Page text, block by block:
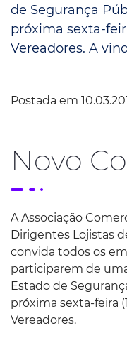
de Segurança
próxima sexta-
Vereadores. A
Postada em
Novo
A Associação
Dirigentes Lojistas
convida todos os
participarem de
Estado de
próxima sexta-feira
Vereadores.